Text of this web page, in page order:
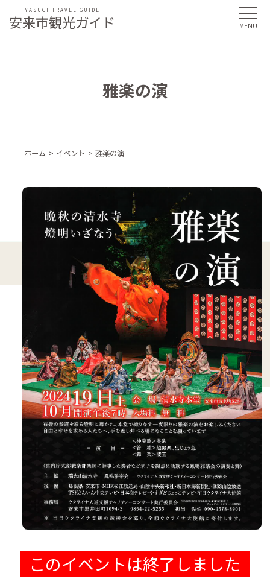
安来市観光ガイド
YASUGI TRAVEL GUIDE
雅楽の演
ホーム イベント 雅楽の演
このイベントは終了しました